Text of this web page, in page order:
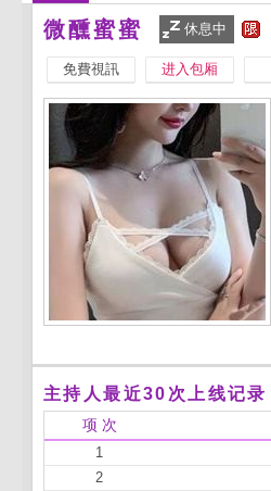
微醺蜜蜜 休息中
免費視訊 进入包厢
主持人最近30次上线记录
项 次
1
2